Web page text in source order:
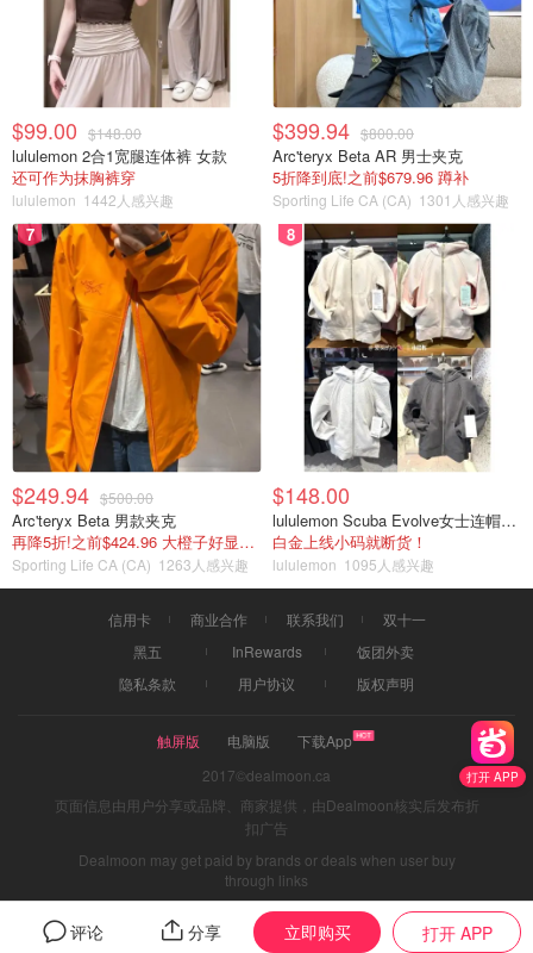
打开 APP
评论 分享 立即购买 打开 APP
$99.00 $148.00
lululemon 2合1宽腿连体裤 女款
还可作为抹胸裤穿
lululemon 1442人感兴趣
$399.94 $800.00
Arc'teryx Beta AR 男士夹克
5折降到底!之前$679.96 蹲补
Sporting Life CA (CA) 1301人感兴趣
7
$249.94 $500.00
Arc'teryx Beta 男款夹克
再降5折!之前$424.96 大橙子好显白 蹲补
Sporting Life CA (CA) 1263人感兴趣
8
$148.00
lululemon Scuba Evolve女士连帽卫衣 全拉链
白金上线小码就断货！
lululemon 1095人感兴趣
信用卡 商业合作 联系我们
双十一
黑五
InRewards
饭团外卖
隐私条款
用户协议 版权声明
触屏版 电脑版
下载App
2017©dealmoon.ca
页面信息由用户分享或品牌、商家提供，由Dealmoon核实后发布折
扣广告
Dealmoon may get paid by brands or deals when user buy
through links